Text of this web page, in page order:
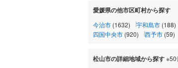
愛媛県の他市区町村から探す
今治市 (1632) 宇和島市 (188)
四国中央市 (920) 西予市 (59)
松山市の詳細地域から探す※50